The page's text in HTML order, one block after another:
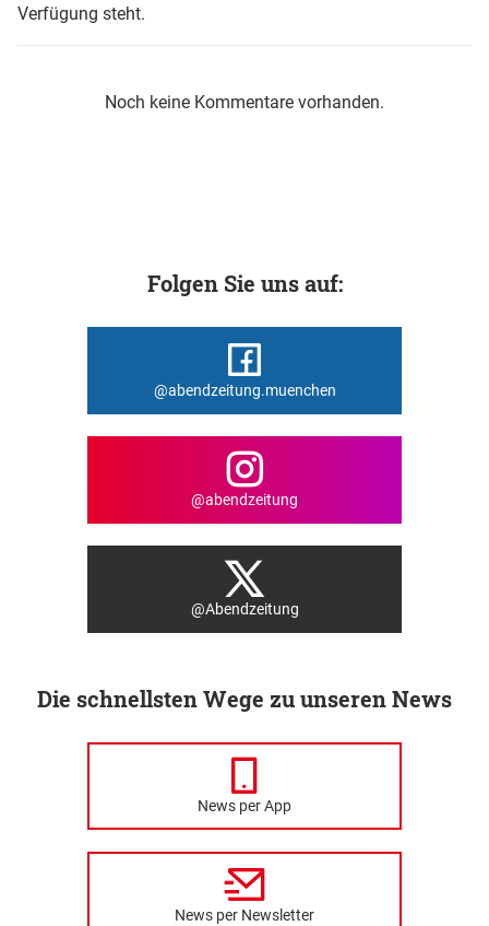
Verfügung steht.
Noch keine Kommentare vorhanden.
Folgen Sie uns auf:
@abendzeitung.muenchen
@abendzeitung
@Abendzeitung
Die schnellsten Wege zu unseren News
News per App
News per Newsletter